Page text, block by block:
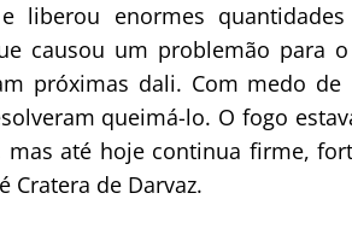
liberou enormes
causou um problemão para
próximas dali. Com medo de
queimá-lo. O fogo
mas até hoje continua firme,
Cratera de Darvaz.